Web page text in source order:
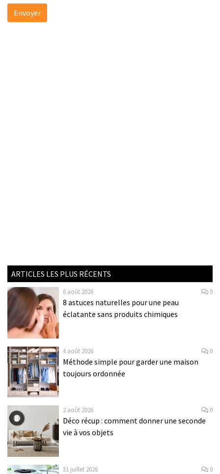
Envoyer
ARTICLES LES PLUS RÉCENTS
6 août 2026 0
8 astuces naturelles pour une peau
éclatante sans produits chimiques
4 août 2026 0
Méthode simple pour garder une maison
toujours ordonnée
2 août 2026 0
Déco récup : comment donner une seconde
vie à vos objets
31 juillet 2026 0